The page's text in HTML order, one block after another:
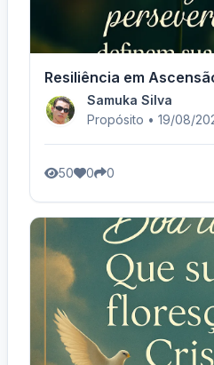
Resiliência em
Samuka Silva
Propósito • 19/08/
50 0 0